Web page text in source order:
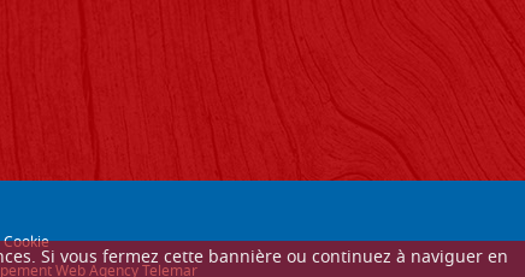
Si vous fermez cette bannière ou continuez à naviguer en
Cookie
Web Agency Telemar